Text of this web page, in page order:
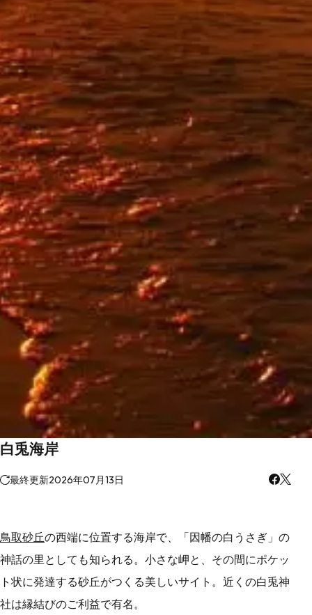
白兎海岸
最終更新2026年07月13日
鳥取砂丘の西端に位置する海岸で、「因幡の白うさぎ」の
神話の里としても知られる。小さな岬と、その間にポケッ
ト状に発達する砂丘がつくる美しいサイト。近くの白兎神
社は縁結びのご利益で有名。